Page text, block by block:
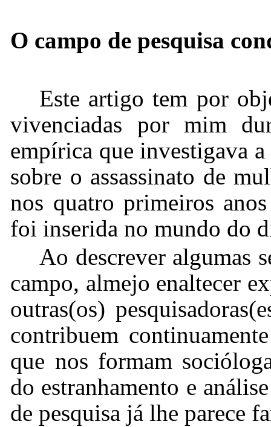
O campo de pesquisa
Este artigo tem por
vivenciadas por mim
empírica que investigava
sobre o assassinato de
nos quatro primeiros
foi inserida no mundo do
Ao descrever algumas
campo, almejo enaltecer
outras(os)
contribuem
que nos formam
do estranhamento e
de pesquisa já lhe parece